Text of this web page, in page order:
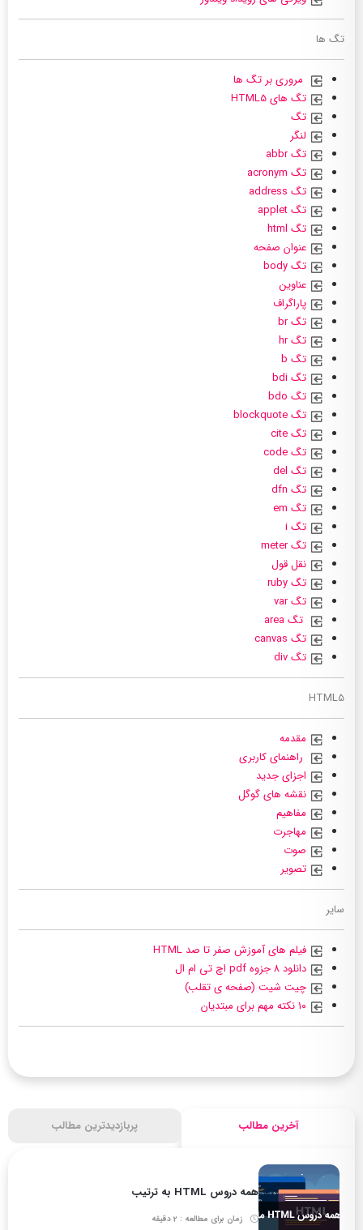
تگ ها
مروری بر تگ ها
تگ های HTML5
تگ
لنگر
تگ abbr
تگ acronym
تگ address
تگ applet
تگ html
عنوان صفحه
تگ body
عناوین
پاراگراف
تگ br
تگ hr
تگ b
تگ bdi
تگ bdo
تگ blockquote
تگ cite
تگ code
تگ del
تگ dfn
تگ em
تگ i
تگ meter
نقل قول
تگ ruby
تگ var
تگ area
تگ canvas
تگ div
HTML5
مقدمه
راهنمای کاربری
اجزای جدید
نقشه های گوگل
مفاهیم
مهاجرت
صوت
تصویر
سایر
فیلم های آموزش صفر تا صد HTML
دانلود ۸ جزوه pdf اچ تی ام ال
چیت شیت (صفحه ی تقلب)
آخرین مطالب پربازدیدترین مطالب
همه دروس HTML به ترتیب
زمان برای مطالعه : 2 دقیقه